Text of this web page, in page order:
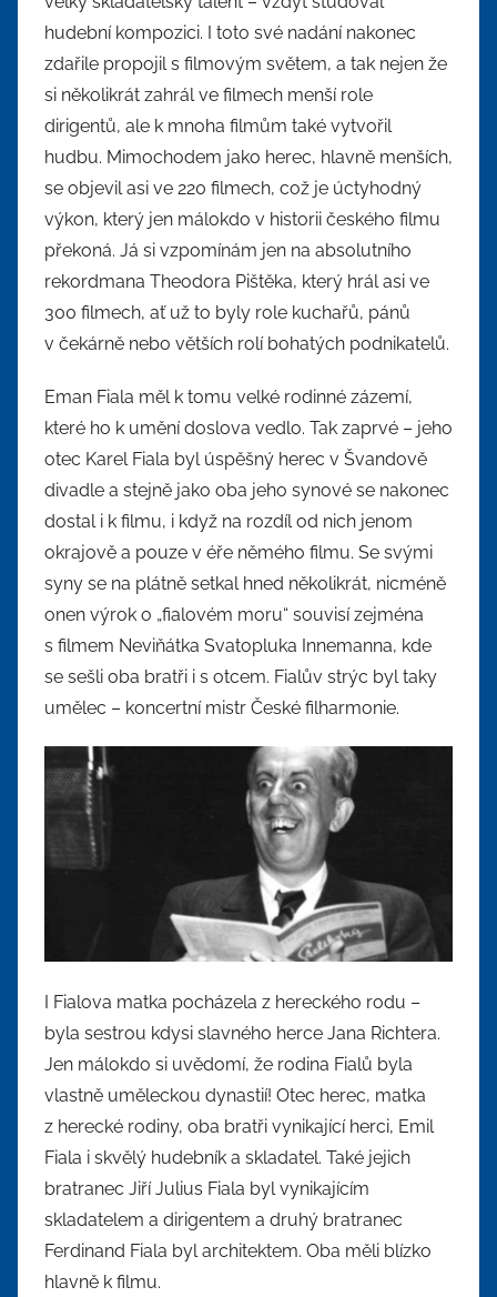
hudební kompozici. I toto své nadání nakonec
zdařile propojil s filmovým světem, a tak nejen že
si několikrát zahrál ve filmech menší role
dirigentů, ale k mnoha filmům také vytvořil
hudbu. Mimochodem jako herec, hlavně menších,
se objevil asi ve 220 filmech, což je úctyhodný
výkon, který jen málokdo v historii českého filmu
překoná. Já si vzpomínám jen na absolutního
rekordmana Theodora Pištěka, který hrál asi ve
300 filmech, ať už to byly role kuchařů, pánů
v čekárně nebo větších rolí bohatých podnikatelů.
Eman Fiala měl k tomu velké rodinné zázemí,
které ho k umění doslova vedlo. Tak zaprvé – jeho
otec Karel Fiala byl úspěšný herec v Švandově
divadle a stejně jako oba jeho synové se nakonec
dostal i k filmu, i když na rozdíl od nich jenom
okrajově a pouze v éře němého filmu. Se svými
syny se na plátně setkal hned několikrát, nicméně
onen výrok o „fialovém moru“ souvisí zejména
s filmem Neviňátka Svatopluka Innemanna, kde
se sešli oba bratři i s otcem. Fialův strýc byl taky
umělec – koncertní mistr České filharmonie.
I Fialova matka pocházela z hereckého rodu –
byla sestrou kdysi slavného herce Jana Richtera.
Jen málokdo si uvědomí, že rodina Fialů byla
vlastně uměleckou dynastií! Otec herec, matka
z herecké rodiny, oba bratři vynikající herci, Emil
Fiala i skvělý hudebník a skladatel. Také jejich
bratranec Jiří Julius Fiala byl vynikajícím
skladatelem a dirigentem a druhý bratranec
Ferdinand Fiala byl architektem. Oba měli blízko
hlavně k filmu.